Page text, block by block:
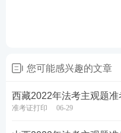
您可能感兴趣的文章
西藏2022年法考主观题
准考证打印 06-29